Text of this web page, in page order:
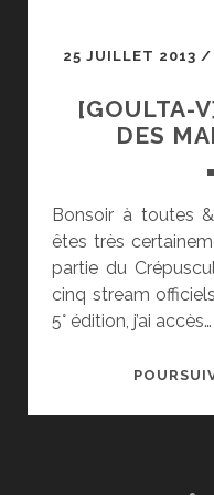
25 JUILLET 2013 /
[GOULTA-
DES
Bonsoir à toutes
êtes très
partie du
cinq stream
5° édition, j’ai accès…